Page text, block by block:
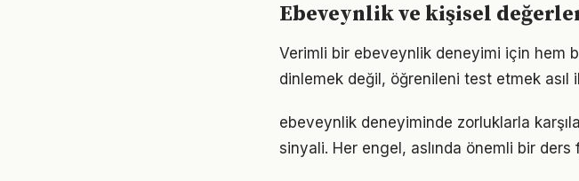
Ebeveynlik ve kişisel
Verimli bir ebeveynlik deneyimi için hem
dinlemek değil, öğrenileni test etmek asıl
ebeveynlik deneyiminde zorluklarla
sinyali. Her engel, aslında önemli bir ders